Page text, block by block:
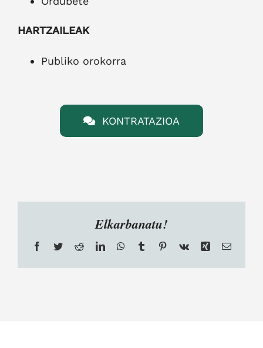
HARTZAILEAK
Publiko orokorra
KONTRATAZIOA
Elkarbanatu!
Facebook
TwitterRedditLinkedInWhatsApp
TumblrPinterest
Vk Xing Email